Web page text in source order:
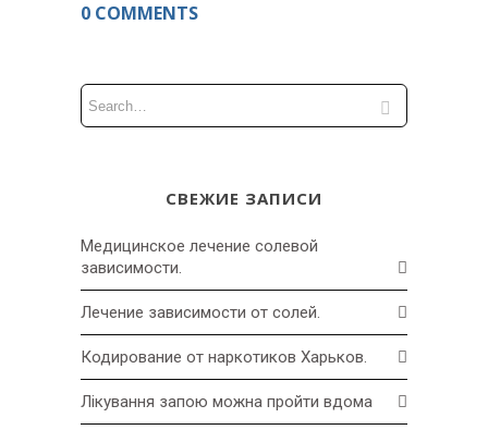
0 COMMENTS
СВЕЖИЕ ЗАПИСИ
Медицинское лечение солевой
зависимости.
Лечение зависимости от солей.
Кодирование от наркотиков Харьков.
Лікування запою можна пройти вдома